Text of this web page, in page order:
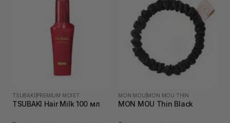
TSUBAKI PREMIUM MOIST
TSUBAKI Hair Milk 100 мл
MON MOU MON MOU THIN
MON MOU Thin Black